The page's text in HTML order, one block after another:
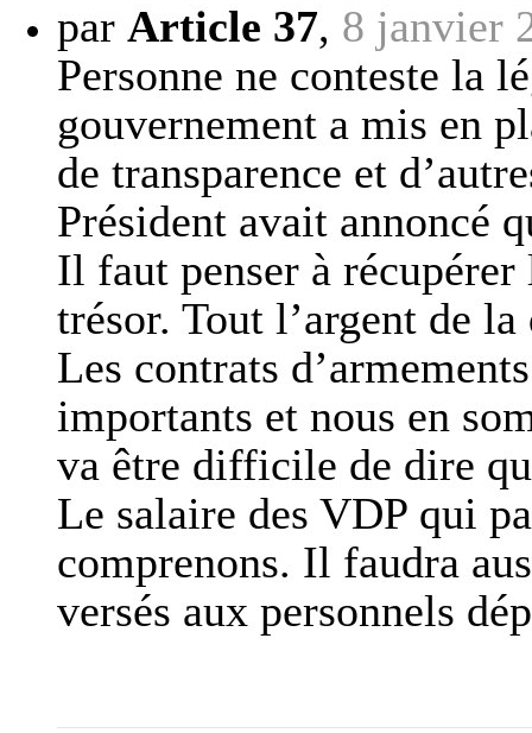
par Article 37, 8 janvier
Personne ne conteste la
gouvernement a mis en
de transparence et
Président avait annoncé
Il faut penser à
trésor. Tout l’argent de
Les contrats
importants et nous en
va être difficile de dire
Le salaire des VDP qui
comprenons. Il faudra
versés aux personnels